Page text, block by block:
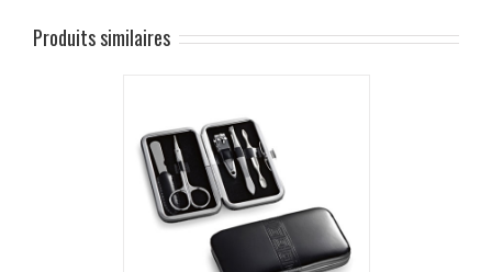
Produits similaires